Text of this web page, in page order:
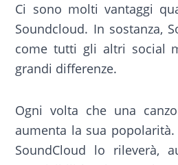
Ci sono molti vantaggi
Soundcloud. In sostanza,
come tutti gli altri social
grandi differenze.
Ogni volta che una
aumenta la sua
SoundCloud lo rileverà,